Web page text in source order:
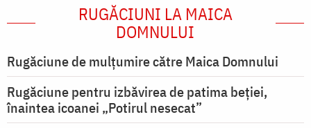
RUGĂCIUNI LA MAICA
DOMNULUI
Rugăciune de mulţumire către Maica Domnului
Rugăciune pentru izbăvirea de patima beției,
înaintea icoanei „Potirul nesecat”